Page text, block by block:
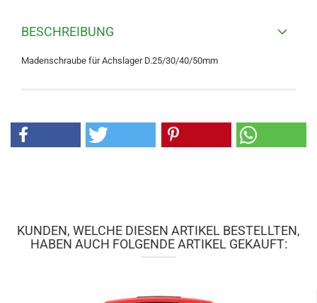
BESCHREIBUNG
Madenschraube für Achslager D.25/30/40/50mm
KUNDEN, WELCHE DIESEN ARTIKEL BESTELLTEN,
HABEN AUCH FOLGENDE ARTIKEL GEKAUFT: